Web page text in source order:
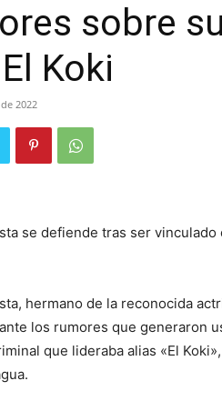
sobre
Koki
2022
se defiende tras ser
hermano de la reconocida
los rumores que generaron
que lideraba alias «El